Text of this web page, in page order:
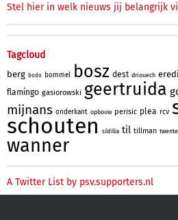
Stel hier in welk nieuws jij belangrijk
Tagcloud
berg bodo bommel bosz dest driouech
flamingo gasiorowski geertruida
mijnans onderkant opbouw perisic plea rcv
schouten sildillia til tillman twente
wanner
A Twitter List by psv.supporters.nl